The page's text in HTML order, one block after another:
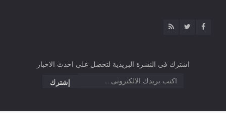
اشترك فى النشرة البريدية لتحصل على احدث الاخبار